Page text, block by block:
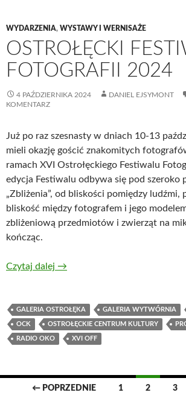
WYDARZENIA, WYSTAWY I WERNISAŻE
OSTROŁĘCKI
FOTOGRAFII 2024
4 PAŹDZIERNIKA 2024 DANIEL EJSYMONT
KOMENTARZ
Już po raz szesnasty w dniach 10-13
mieli okazję gościć znakomitych
ramach XVI Ostrołęckiego Festiwalu
edycja Festiwalu odbywa się pod szeroko
„Zbliżenia”, od bliskości pomiędzy ludźmi,
bliskość między fotografem i jego
zbliżeniową przedmiotów i zwierząt na
kończąc.
Czytaj dalej →
GALERIA OSTROŁĘKA GALERIA WYTWÓRNIA
OCK OSTROŁĘCKIE CENTRUM KULTURY
RADIO OKO XVI OFF
Nawigacja
← POPRZEDNIE 1 2 3